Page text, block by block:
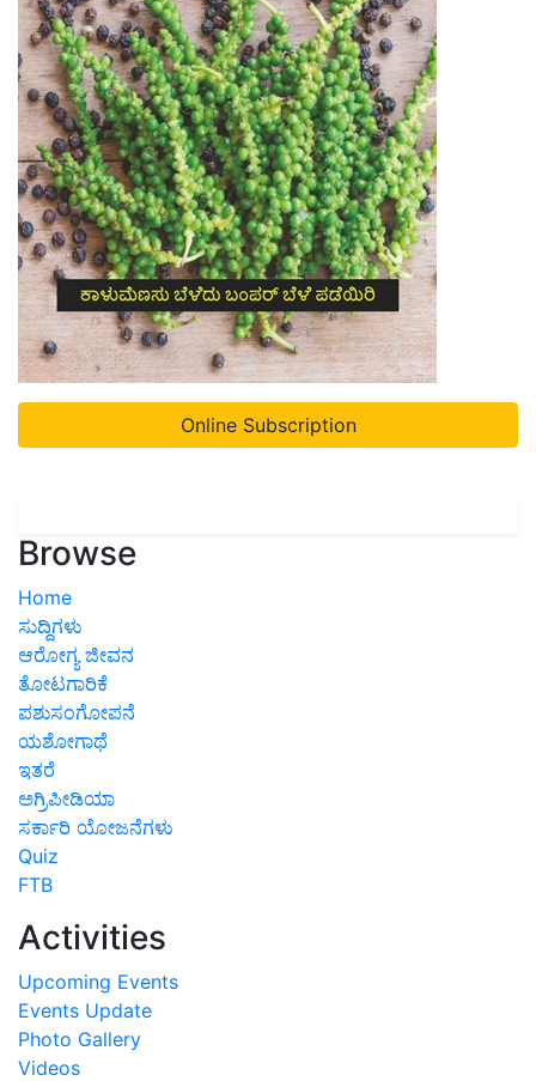
Online Subscription
Browse
Home
ಸುದ್ದಿಗಳು
ಆರೋಗ್ಯ ಜೀವನ
ತೋಟಗಾರಿಕೆ
ಪಶುಸಂಗೋಪನೆ
ಯಶೋಗಾಥೆ
ಇತರೆ
ಅಗ್ರಿಪೀಡಿಯಾ
ಸರ್ಕಾರಿ ಯೋಜನೆಗಳು
Quiz
FTB
Activities
Upcoming Events
Events Update
Photo Gallery
Videos